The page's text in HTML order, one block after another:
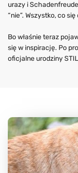
urazy i
“nie”. Wszystko, co
Bo właśnie teraz
się w inspirację. Po
oficjalne urodziny